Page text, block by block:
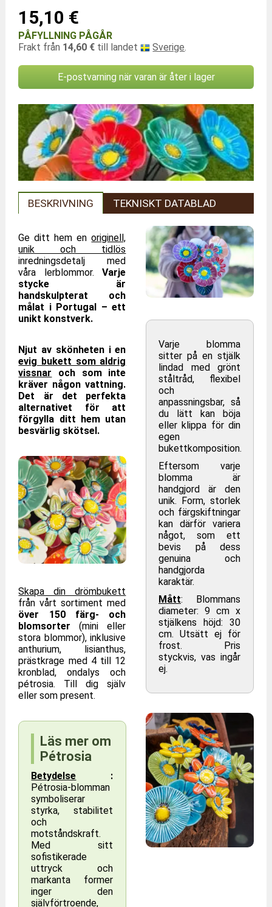
15,10 €
PÅFYLLNING PÅGÅR
Frakt från 14,60 € till landet Sverige
E-postvarning när varan är åter i lager
BESKRIVNING TEKNISKT DATABLAD
Ge ditt hem enoriginell,
unik och tidlös
inredningsdetalj med
våra lerblommor.Varje
stycke är
handskulpterat och
målat i Portugal – ett
unikt konstverk.
Njut av skönheten i en
evig bukett som aldrig
vissnar och som inte
kräver någon vattning.
Det är det perfekta
alternativet för att
förgylla ditt hem utan
besvärlig skötsel.
Skapa din drömbukett
från vårt sortiment med
över 150 färg- och
blomsorter (mini eller
stora blommor), inklusive
anthurium, lisianthus,
prästkrage med 4 till 12
kronblad, ondalys och
pétrosia. Till dig själv
eller som present.
Läs mer om
Pétrosia
Betydelse :
Pétrosia-blomman
symboliserar
styrka, stabilitet
och
motståndskraft.
Med sitt
sofistikerade
uttryck och
markanta former
inger den
självförtroende,
Varje blomma
sitter på en stjälk
lindad med grönt
ståltråd, flexibel
och
anpassningsbar, så
du lätt kan böja
eller klippa för din
egen
bukettkomposition.
Eftersom varje
blomma är
handgjord är den
unik. Form, storlek
och färgskiftningar
kan därför variera
något, som ett
bevis på dess
genuina och
handgjorda
karaktär.
Mått: Blommans
diameter: 9 cm x
stjälkens höjd: 30
cm. Utsätt ej för
frost. Pris
styckvis, vas ingår
ej.